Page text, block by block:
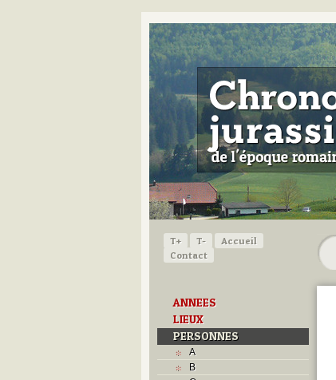
T+ T-
Accueil
Contact
ANNEES
LIEUX
PERSONNES
A
B